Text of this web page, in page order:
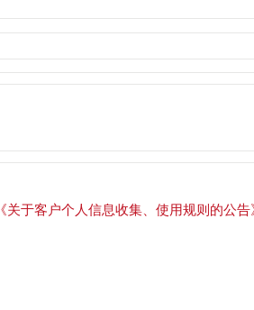
《关于客户个人信息收集、使用规则的公告